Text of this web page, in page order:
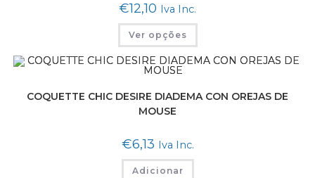
€12,10 Iva Inc.
Ver opções
COQUETTE CHIC DESIRE DIADEMA CON OREJAS DE
MOUSE
€6,13 Iva Inc.
Adicionar